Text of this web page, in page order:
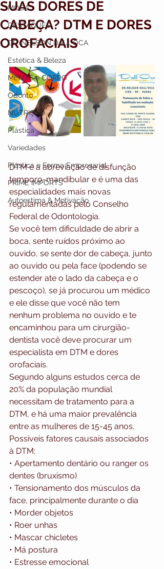
MODA
DESTAQUES
DR. NELSON DALL`OCA
Estética & Beleza
MENTE e CORPO
Odonto
NUTRIÇÃO
Plástica
Variedades
Plástica e Forma Empresarial
PRIME IMPORTS
Autoestima & Motivação
SUAS DORES DE
CABEÇA? DTM E DORES
OROFACIAIS
DTM é a abreviação de disfunção
temporo-mandibular e é uma das
especialidades mais novas
regulamentadas pelo Conselho
Federal de Odontologia.
Se você tem dificuldade de abrir a
boca, sente ruídos próximo ao
ouvido, se sente dor de cabeça, junto
ao ouvido ou pela face (podendo se
estender ate o lado da cabeça e o
pescoço), se já procurou um médico
e ele disse que você não tem
nenhum problema no ouvido e te
encaminhou para um cirurgião-
dentista você deve procurar um
especialista em DTM e dores
orofaciais.
Segundo alguns estudos cerca de
20% da população mundial
necessitam de tratamento para a
DTM, e há uma maior prevalência
entre as mulheres de 15-45 anos.
Possíveis fatores causais associados
à DTM:
• Apertamento dentário ou ranger os
dentes (bruxismo)
• Tensionamento dos músculos da
face, principalmente durante o dia
• Morder objetos
• Roer unhas
• Mascar chicletes
• Má postura
• Estresse emocional